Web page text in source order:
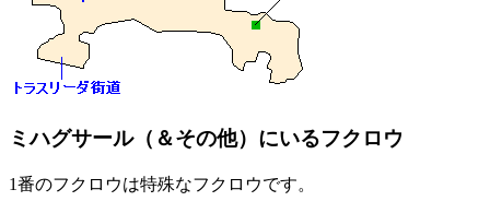
ミハグサール（＆その他）にいるフクロウ
1番のフクロウは特殊なフクロウです。